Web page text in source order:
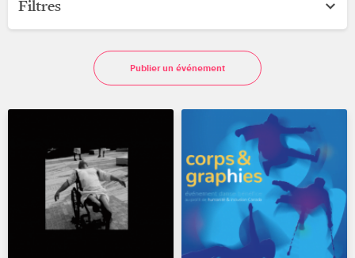
Filtres
Publier un événement